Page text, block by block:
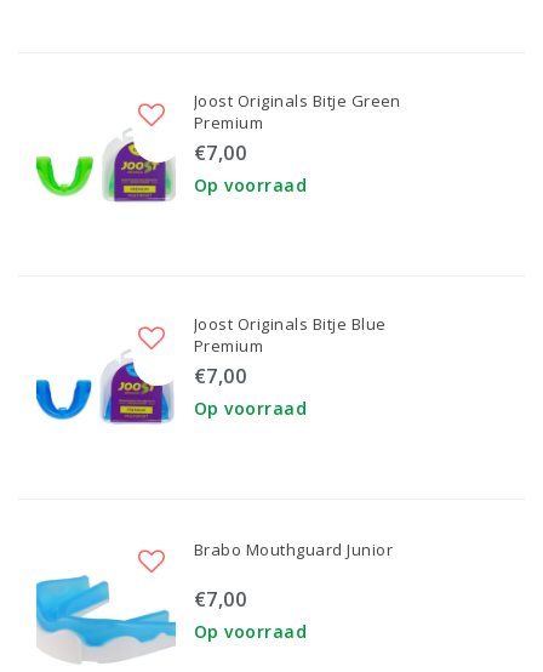
Joost Originals Bitje Green
Premium
€7,00
Op voorraad
Joost Originals Bitje Blue
Premium
€7,00
Op voorraad
Brabo Mouthguard Junior
€7,00
Op voorraad